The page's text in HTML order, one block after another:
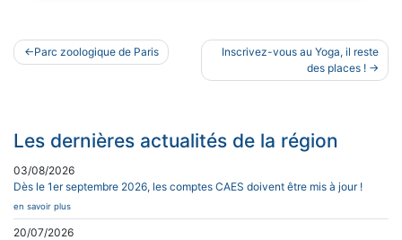
Navigation
de
Parc zoologique de Paris
Inscrivez-vous au Yoga, il reste
des places !
Les dernières actualités de la région
03/08/2026
Dès le 1er septembre 2026, les comptes CAES doivent être mis à jour !
en savoir plus
20/07/2026